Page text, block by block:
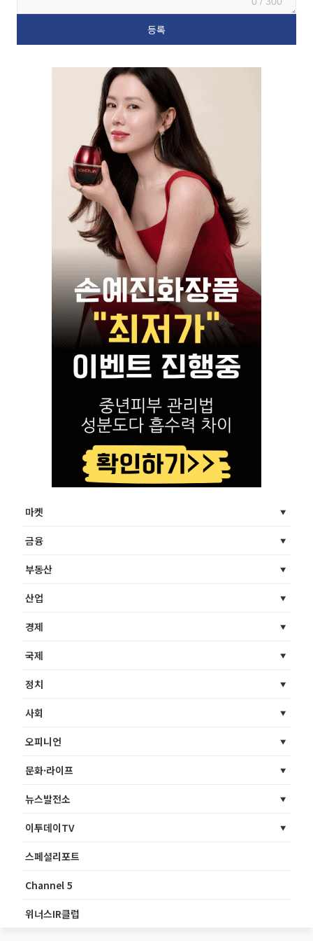
마켓
금융
부동산
산업
경제
국제
정치
사회
오피니언
문화·라이프
뉴스발전소
이투데이TV
스페셜리포트
Channel 5
위너스IR클럽